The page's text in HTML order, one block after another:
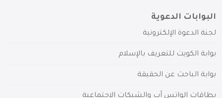
البوابات الدعوية
لجنة الدعوة الإلكترونية
بوابة الكويت للتعريف بالإسلام
بوابة الباحث عن الحقيقة
بطاقات الواتس آب والشبكات الاجتماعية